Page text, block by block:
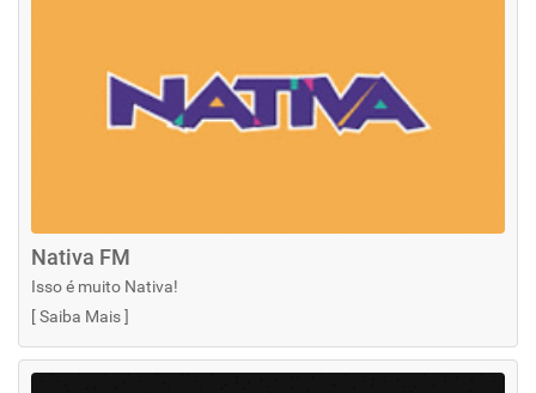
Nativa FM
Isso é muito Nativa!
[Saiba Mais]